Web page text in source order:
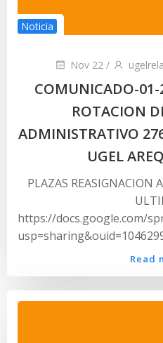
Noticia
Nov 22 /
COMUNICADO-01-
ROTACION
ADMINISTRATIVO
UGEL
PLAZAS REASIGNACION
https://docs.google.com/
Read